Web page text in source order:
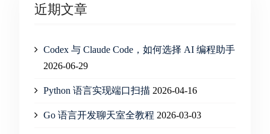
近期文章
Codex 与 Claude Code，如何选择 AI 编程助手
2026-06-29
Python 语言实现端口扫描 2026-04-16
Go 语言开发聊天室全教程 2026-03-03